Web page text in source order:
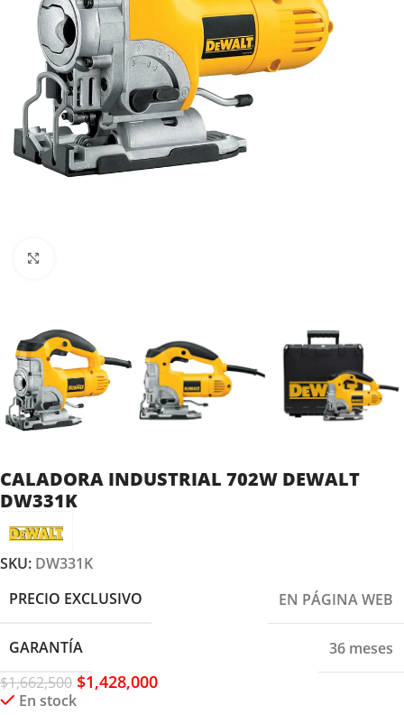
CALADORA INDUSTRIAL 702W DEWALT
DW331K
SKU: DW331K
PRECIO EXCLUSIVO
EN PÁGINA WEB
GARANTÍA
36 meses
$1,662,500 $1,428,000
En stock